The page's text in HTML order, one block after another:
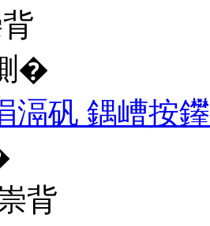
�
滆矾 鍝嶆按
背